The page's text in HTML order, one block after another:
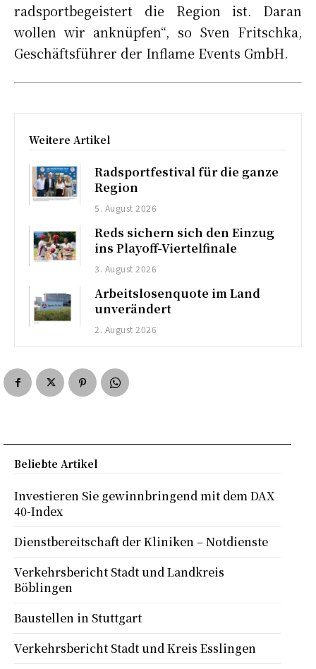
radsportbegeistert die Region ist. Daran
wollen wir anknüpfen“, so Sven Fritschka,
Geschäftsführer der Inflame Events GmbH.
Weitere Artikel
Radsportfestival für die ganze
Region
5. August 2026
Reds sichern sich den Einzug
ins Playoff-Viertelfinale
3. August 2026
Arbeitslosenquote im Land
unverändert
2. August 2026
Beliebte Artikel
Investieren Sie gewinnbringend mit dem DAX
40-Index
Dienstbereitschaft der Kliniken – Notdienste
Verkehrsbericht Stadt und Landkreis
Böblingen
Baustellen in Stuttgart
Verkehrsbericht Stadt und Kreis Esslingen